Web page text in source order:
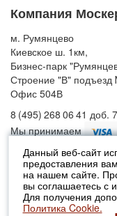
Данный веб-сайт
предоставления
на нашем сайте.
вы соглашаетесь с
Для получения
Политика Cookie.
Компания
м. Румянцево
Киевское ш. 1км,
Бизнес-парк
Строение "В"
Офис 504В
8 (495) 268 06 41 доб.
Мы принимаем
© 2010-2026 Москерам
Указанные на сайте
РФ).
Стоимость и наличие